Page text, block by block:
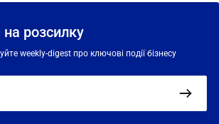
на розсилку
weekly-digest про ключові події бізнесу